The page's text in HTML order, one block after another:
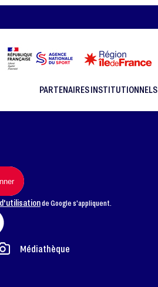
PARTENAIRES INSTITUTIONNELS
de Google s'appliquent.
Médiathèque